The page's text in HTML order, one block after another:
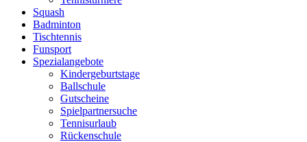
Squash
Badminton
Tischtennis
Funsport
Spezialangebote
Kindergeburtstage
Ballschule
Gutscheine
Spielpartnersuche
Tennisurlaub
Rückenschule